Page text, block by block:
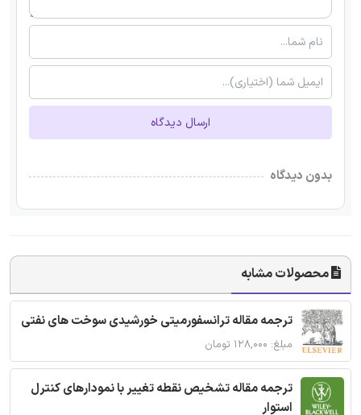
ارسال دیدگاه
بدون دیدگاه
محصولات مشابه
ترجمه مقاله ترانسفورمیتی خورشیدی سوخت های نفتی
مبلغ: ۱۲۸,۰۰۰ تومان
ترجمه مقاله تشخیص نقطه تغییر با نمودارهای کنترل
استوار